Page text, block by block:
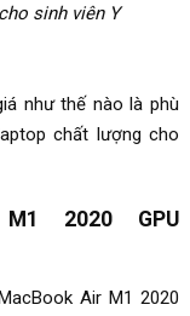
sinh viên Y
như thế nào là phù
chất lượng cho
2020 GPU
Air M1 2020